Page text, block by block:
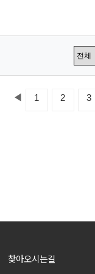
◀ 1 2 3
찾아오시는길